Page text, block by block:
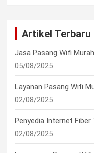
Artikel Terbaru
Jasa Pasang Wifi
05/08/2025
Layanan Pasang Wifi
02/08/2025
Penyedia Internet Fiber
02/08/2025